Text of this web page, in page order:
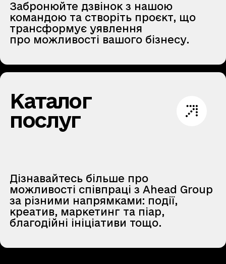
Забронюйте дзвінок з нашою
командою та створіть проєкт, що
трансформує уявлення
про можливості вашого бізнесу.
Каталог
послуг
Дізнавайтесь більше про
можливості співпраці з Ahead Group
за різними напрямками: події,
креатив, маркетинг та піар,
благодійні ініціативи тощо.